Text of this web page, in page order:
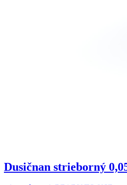
Dusičnan strieborný